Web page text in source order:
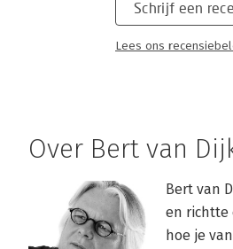
Schrijf een
Lees ons
Over Bert van
Bert van
en richtte
hoe je